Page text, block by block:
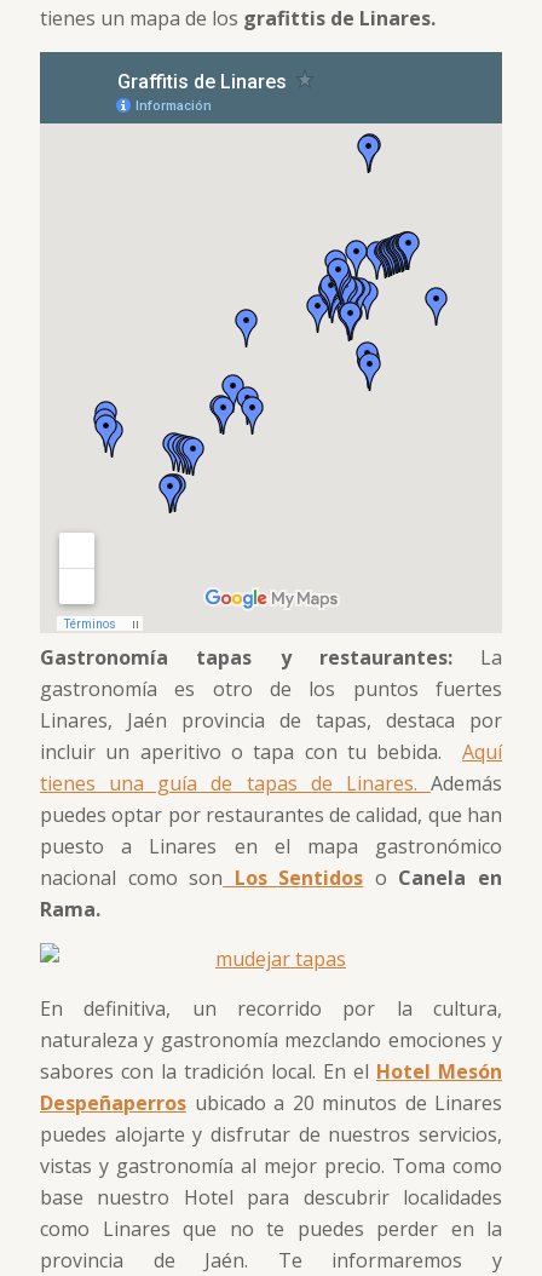
tienes un mapa de los grafittis de Linares.
Gastronomía tapas y restaurantes: La
gastronomía es otro de los puntos fuertes
Linares, Jaén provincia de tapas, destaca por
incluir un aperitivo o tapa con tu bebida. Aquí
tienes una guía de tapas de Linares. Además
puedes optar por restaurantes de calidad, que han
puesto a Linares en el mapa gastronómico
nacional como son Los Sentidos o Canela en
Rama.
En definitiva, un recorrido por la cultura,
naturaleza y gastronomía mezclando emociones y
sabores con la tradición local. En el Hotel Mesón
Despeñaperros ubicado a 20 minutos de Linares
puedes alojarte y disfrutar de nuestros servicios,
vistas y gastronomía al mejor precio. Toma como
base nuestro Hotel para descubrir localidades
como Linares que no te puedes perder en la
provincia de Jaén. Te informaremos y